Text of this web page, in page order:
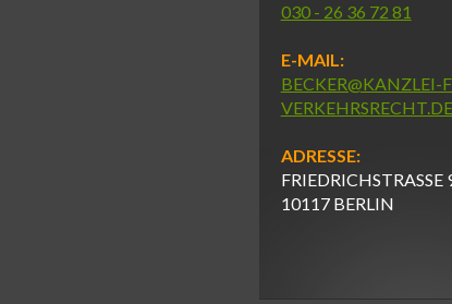
030 - 26 36 72 81
E-MAIL:
BECKER@KANZLEI-
VERKEHRSRECHT.DE
ADRESSE:
FRIEDRICHSTRASSE
10117 BERLIN